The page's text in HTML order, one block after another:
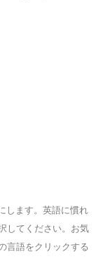
します。英語に慣れ
してください。お気
言語をクリックする